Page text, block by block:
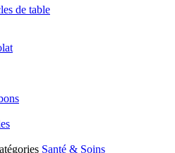
de table
Santé & Soins